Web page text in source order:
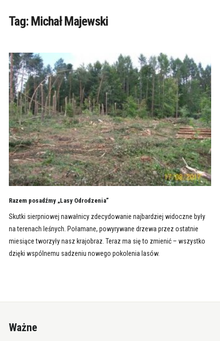
Tag: Michał Majewski
Razem posadźmy „Lasy Odrodzenia”
Skutki sierpniowej nawałnicy zdecydowanie najbardziej widoczne były
na terenach leśnych. Połamane, powyrywane drzewa przez ostatnie
miesiące tworzyły nasz krajobraz. Teraz ma się to zmienić – wszystko
dzięki wspólnemu sadzeniu nowego pokolenia lasów.
Ważne